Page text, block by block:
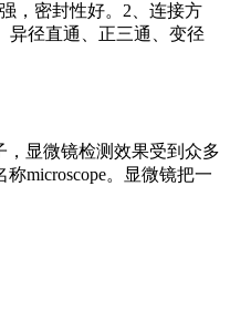
，密封性好。2、连接方
异径直通、正三通、变径
显微镜检测效果受到众多
microscope。显微镜把一